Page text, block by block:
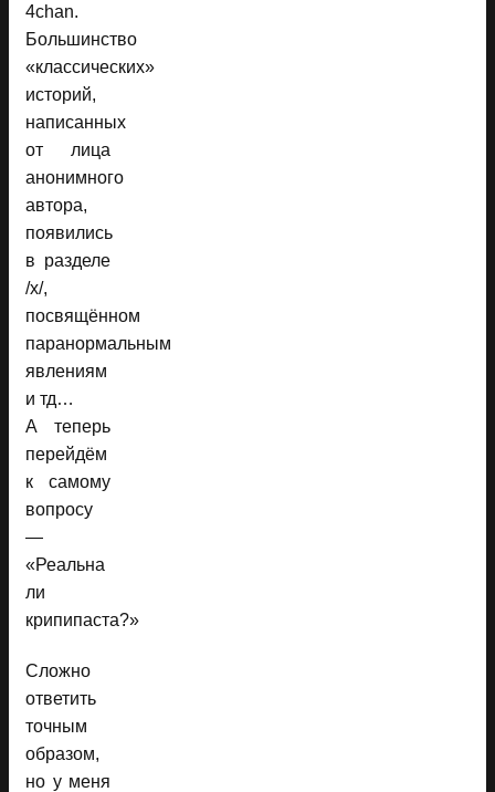
4chan.
Большинство
«классических»
историй,
написанных
от лица
анонимного
автора,
появились
в разделе
/x/,
посвящённом
паранормальным
явлениям
и тд…
А теперь
перейдём
к самому
вопросу
—
«Реальна
ли
крипипаста?»
Сложно
ответить
точным
образом,
но у меня